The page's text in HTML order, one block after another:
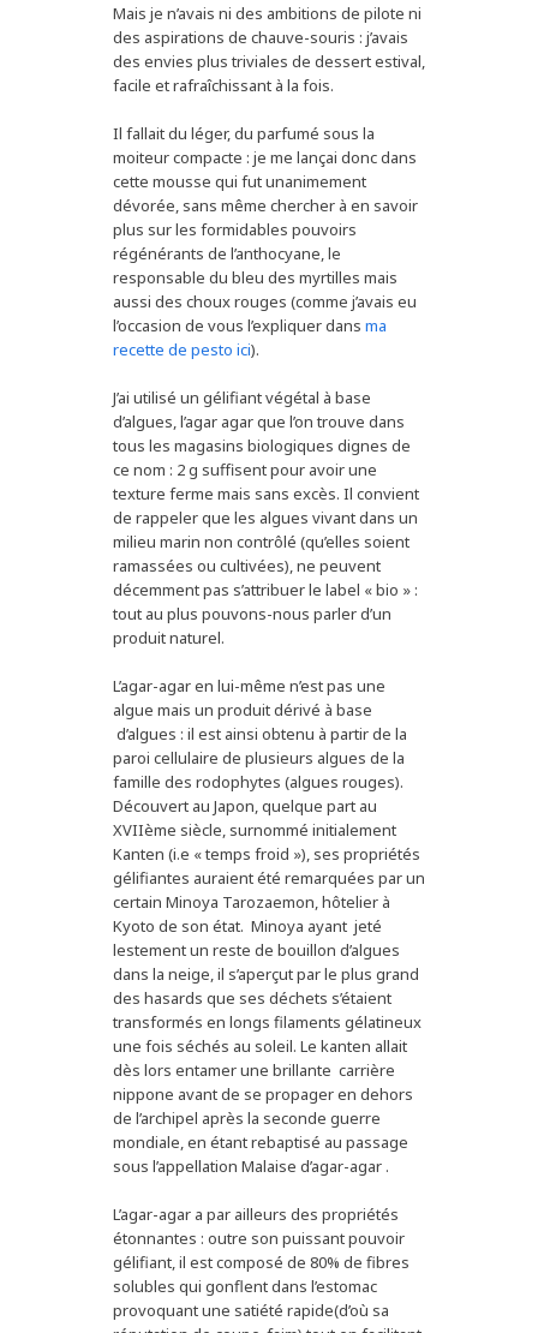
Mais je n’avais ni des ambitions de pilote ni
des aspirations de chauve-souris : j’avais
des envies plus triviales de dessert estival,
facile et rafraîchissant à la fois.
Il fallait du léger, du parfumé sous la
moiteur compacte : je me lançai donc dans
cette mousse qui fut unanimement
dévorée, sans même chercher à en savoir
plus sur les formidables pouvoirs
régénérants de l’anthocyane, le
responsable du bleu des myrtilles mais
aussi des choux rouges (comme j’avais eu
l’occasion de vous l’expliquer dans ma
recette de pesto ici).
J’ai utilisé un gélifiant végétal à base
d’algues, l’agar agar que l’on trouve dans
tous les magasins biologiques dignes de
ce nom : 2 g suffisent pour avoir une
texture ferme mais sans excès. Il convient
de rappeler que les algues vivant dans un
milieu marin non contrôlé (qu’elles soient
ramassées ou cultivées), ne peuvent
décemment pas s’attribuer le label « bio » :
tout au plus pouvons-nous parler d’un
produit naturel.
L’agar-agar en lui-même n’est pas une
algue mais un produit dérivé à base
d’algues : il est ainsi obtenu à partir de la
paroi cellulaire de plusieurs algues de la
famille des rodophytes (algues rouges).
Découvert au Japon, quelque part au
XVIIème siècle, surnommé initialement
Kanten (i.e « temps froid »), ses propriétés
gélifiantes auraient été remarquées par un
certain Minoya Tarozaemon, hôtelier à
Kyoto de son état. Minoya ayant jeté
lestement un reste de bouillon d’algues
dans la neige, il s’aperçut par le plus grand
des hasards que ses déchets s’étaient
transformés en longs filaments gélatineux
une fois séchés au soleil. Le kanten allait
dès lors entamer une brillante carrière
nippone avant de se propager en dehors
de l’archipel après la seconde guerre
mondiale, en étant rebaptisé au passage
sous l’appellation Malaise d’agar-agar .
L’agar-agar a par ailleurs des propriétés
étonnantes : outre son puissant pouvoir
gélifiant, il est composé de 80% de fibres
solubles qui gonflent dans l’estomac
provoquant une satiété rapide(d’où sa